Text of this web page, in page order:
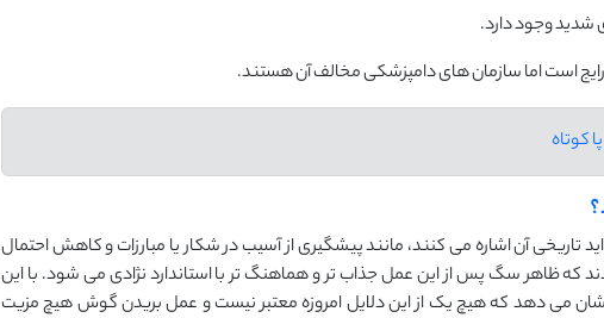
شدید وجود دارد.
رایج است اما سازمان های دامپزشکی مخالف آن هستند.
آن اشاره می کنند، مانند پیشگیری از آسیب در شکار یا مبارزات و کاهش احتمال
ظاهر سگ پس از این عمل جذاب تر و هماهنگ تر با استاندارد نژادی می شود. با این
می دهد که هیچ یک از این دلایل امروزه معتبر نیست و عمل بریدن گوش هیچ مزیت